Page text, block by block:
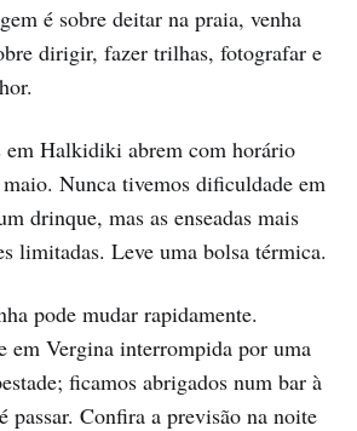
é sobre deitar na praia, venha
dirigir, fazer trilhas, fotografar e
em Halkidiki abrem com horário
Nunca tivemos dificuldade em
drinque, mas as enseadas mais
limitadas. Leve uma bolsa térmica.
pode mudar rapidamente.
em Vergina interrompida por uma
ficamos abrigados num bar à
passar. Confira a previsão na noite